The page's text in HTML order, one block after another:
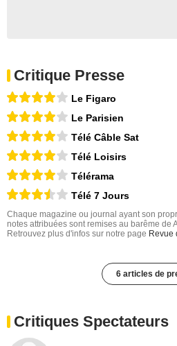
Critique Presse
Le Figaro
Le Parisien
Télé Câble Sat
Télé Loisirs
Télérama
Télé 7 Jours
Chaque magazine ou journal ayant son
notes attribuées sont remises au barême de
Retrouvez plus d'infos sur notre page Revue
6 articles de
Critiques Spectateurs